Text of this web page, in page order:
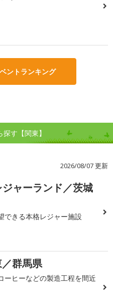
ントランキング
す【関東】
2026/08/07 更新
ャーランド／茨城
できる本格レジャー施設
群馬県
ーヒーなどの製造工程を間近